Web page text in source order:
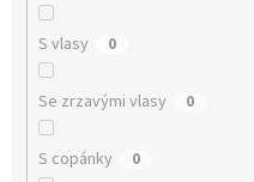
S vlasy 0
Se zrzavými vlasy 0
S copánky 0